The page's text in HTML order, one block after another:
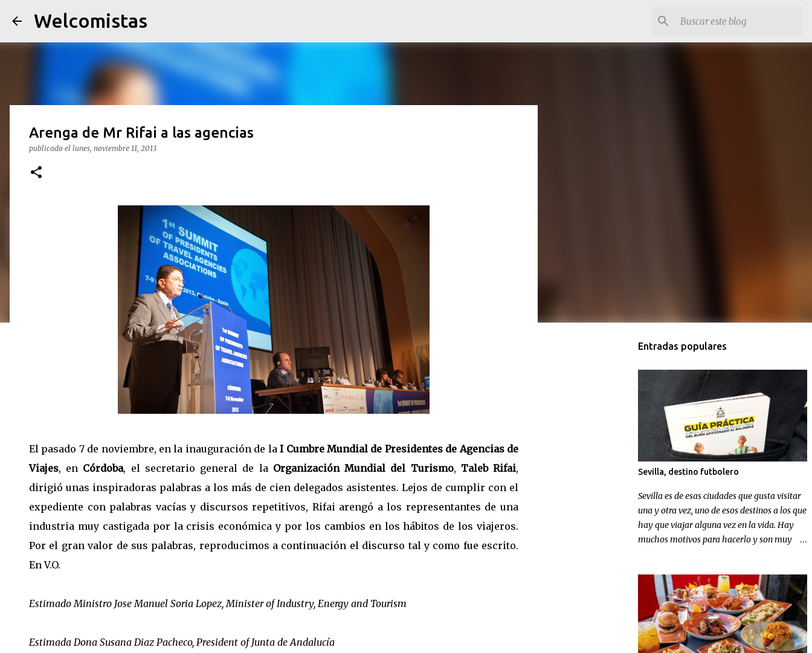
Welcomistas
Arenga de Mr Rifai a las agencias
publicado el lunes, noviembre 11, 2013
El pasado 7 de noviembre, en la inauguración de laI Cumbre Mundial de Presidentes de Agencias de
Viajes, en Córdoba, el secretario general de la Organización Mundial del Turismo, Taleb Rifai,
dirigió unas inspiradoras palabras a los más de cien delegados asistentes. Lejos de cumplir con el
expediente con palabras vacías y discursos repetitivos, Rifai arengó a los representantes de una
industria muy castigada por la crisis económica y por los cambios en los hábitos de los viajeros.
Por el gran valor de sus palabras, reproducimos a continuación el discurso tal y como fue escrito.
En V.O.
Estimado Ministro Jose Manuel Soria Lopez, Minister of Industry, Energy and Tourism
Estimada Dona Susana Diaz Pacheco, President of Junta de Andalucía
Entradas populares
Sevilla, destino futbolero
Sevilla es de esas ciudades que gusta visitar
una y otra vez, uno de esos destinos a los que
hay que viajar alguna vez en la vida. Hay
muchos motivos para hacerlo y son muy
el fútbol en Sevilla .